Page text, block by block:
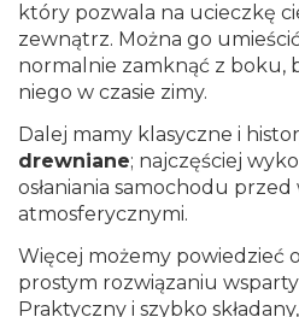
który pozwala na ucieczkę
zewnątrz. Można go
normalnie zamknąć z boku,
niego w czasie zimy.
Dalej mamy klasyczne i
drewniane; najczęściej
osłaniania samochodu
atmosferycznymi.
Więcej możemy powiedzieć o
prostym rozwiązaniu
Praktyczny i szybko